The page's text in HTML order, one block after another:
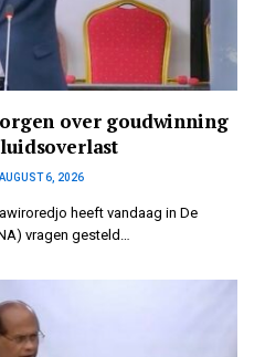
over goudwinning
AUGUST 6, 2026
heeft vandaag in De
vragen gesteld…